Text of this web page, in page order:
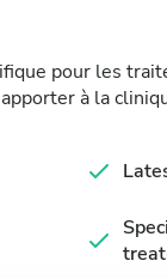
pour les
à la